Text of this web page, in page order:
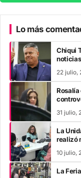
Lo más
Chiqui
22 julio,
31 julio,
La
realizó
10 julio,
La